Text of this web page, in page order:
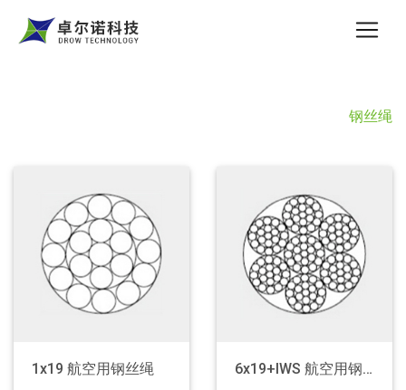
钢丝绳
1x19 航空用钢丝绳 6x19+IWS 航空用钢丝绳
航空用钢丝绳
绞车用钢丝绳
操纵用钢丝绳
防扭绳
吊篮用钢丝绳
一般用途钢丝绳